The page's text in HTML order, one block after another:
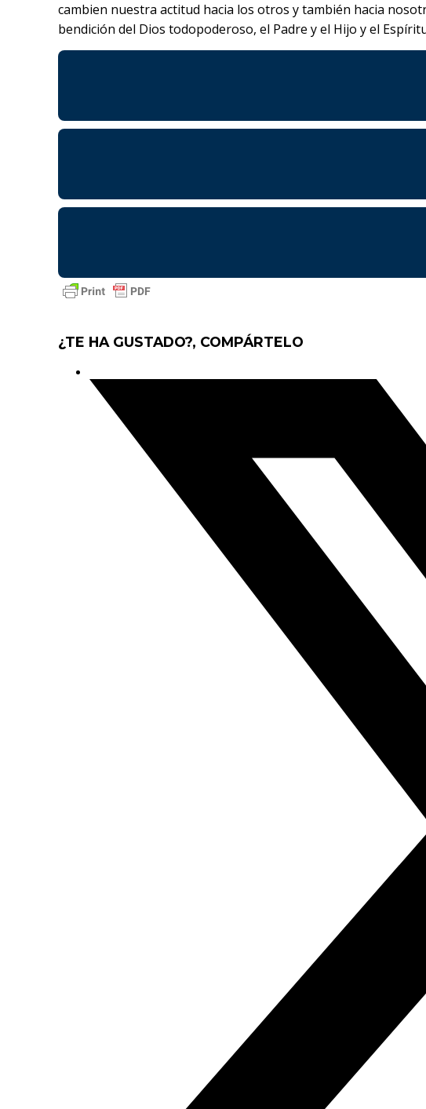
cambien nuestra actitud hacia los otros y también hacia
bendición del Dios todopoderoso, el Padre y el Hijo y el
¿TE HA GUSTADO?, COMPÁRTELO